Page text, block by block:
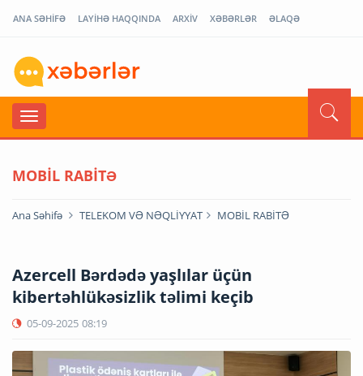
ANA SƏHİFƏ LAYİHƏ HAQQINDA ARXİV XƏBƏRLƏR ƏLAQƏ
MOBİL RABİTƏ
Ana Səhifə TELEKOM VƏ NƏQLİYYAT MOBİL RABİTƏ
Azercell Bərdədə yaşlılar üçün
kibertəhlükəsizlik təlimi keçib
05-09-2025 08:19